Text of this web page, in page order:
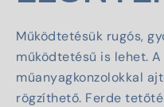
Működtetésük rugós,
működtetésű is lehet.
műanyagkonzolokkal
rögzíthető. Ferde